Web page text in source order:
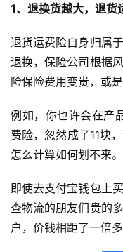
1、退换货越大，退货
退货运费险自身归属
退换，保险公司根据
险保险费用变贵，或
例如，你也许会在产
费险，忽然成了11块
怎么计算如何划不来。
即使去支付宝钱包上
查物流的朋友们贵的
户，价钱相距了一倍多